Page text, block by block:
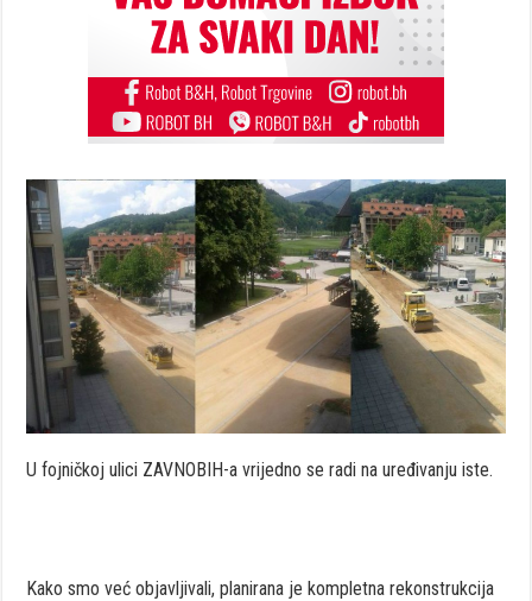
U fojničkoj ulici ZAVNOBIH-a vrijedno se radi na uređivanju iste.
Kako smo već objavljivali, planirana je kompletna rekonstrukcija